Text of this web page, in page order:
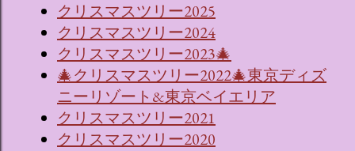
クリスマスツリー2025
クリスマスツリー2024
クリスマスツリー2023🎄
🎄クリスマスツリー2022🎄東京ディズ
ニーリゾート&東京ベイエリア
クリスマスツリー2021
クリスマスツリー2020